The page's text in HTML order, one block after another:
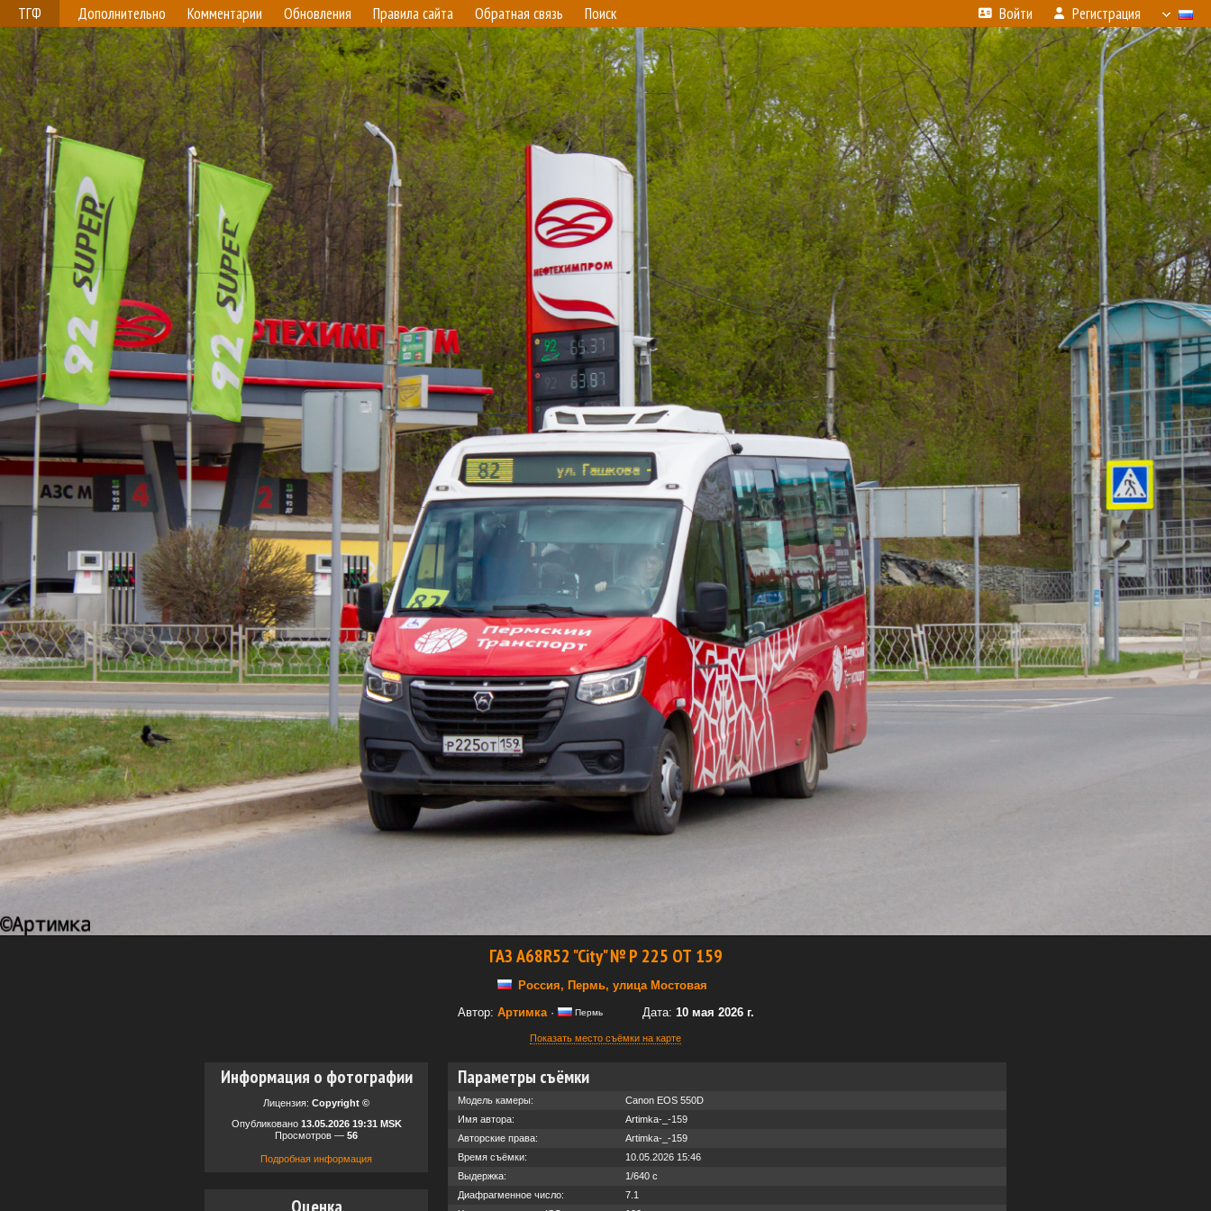
ТГФ Дополнительно Комментарии Обновления Правила сайта Обратная связь Поиск Войти Регистрация
ГАЗ А68R52 "City" № Р 225 ОТ 159
Россия, Пермь, улица Мостовая
Автор: Артимка· ПермьДата: 10 мая 2026 г.
Показать место съёмки на карте
Информация о фотографии
Лицензия: Copyright ©
Опубликовано 13.05.2026 19:31 MSK
Просмотров — 56
Подробная информация
Параметры съёмки
Модель камеры:
Canon EOS 550D
Имя автора:
Artimka-_-159
Авторские права:
Artimka-_-159
Время съёмки:
10.05.2026 15:46
Выдержка:
1/640 с
Диафрагменное число:
7.1